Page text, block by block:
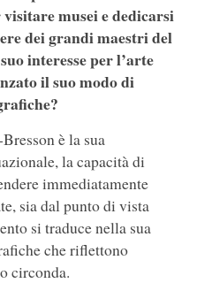
musei e dedicarsi
dei grandi maestri del
interesse per l’arte
il suo modo di
è la sua
la capacità di
immediatamente
sia dal punto di vista
si traduce nella sua
che riflettono
circonda.